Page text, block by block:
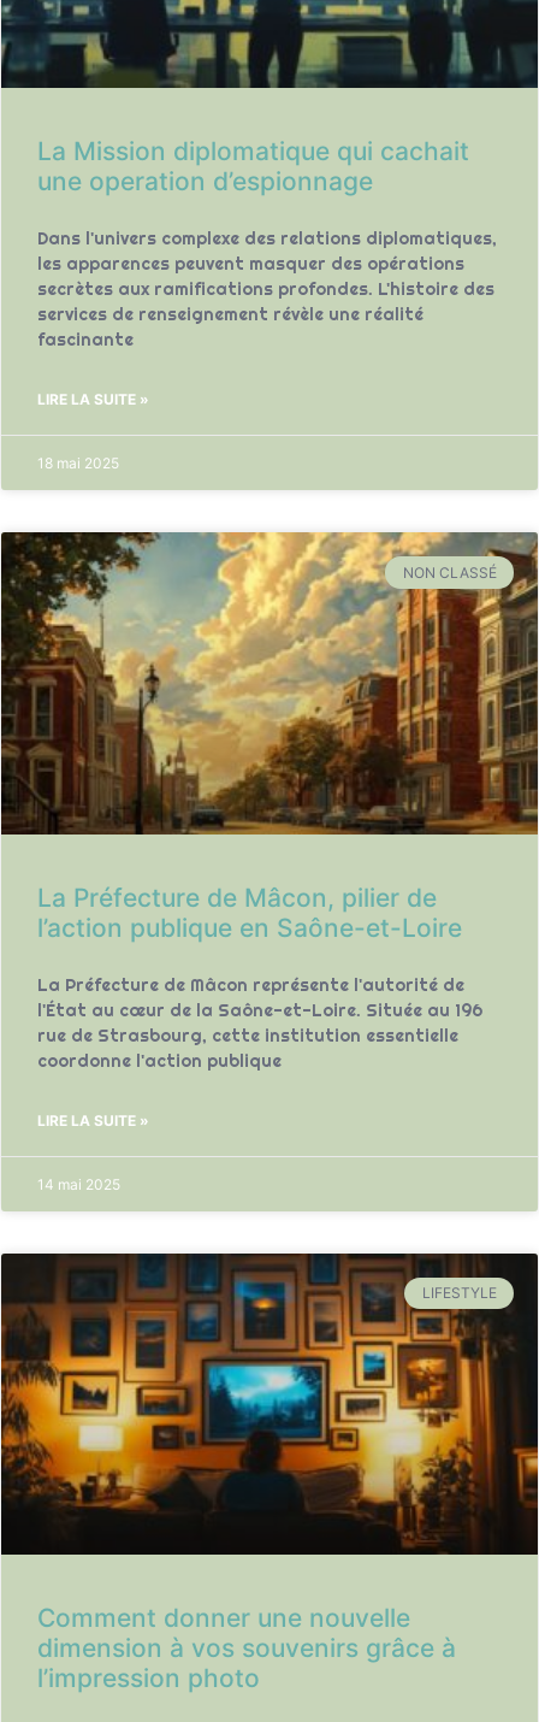
La Mission diplomatique qui cachait
une operation d’espionnage
Dans l'univers complexe des relations diplomatiques,
les apparences peuvent masquer des opérations
secrètes aux ramifications profondes. L'histoire des
services de renseignement révèle une réalité
fascinante
LIRE LA SUITE »
18 mai 2025
NON CLASSÉ
La Préfecture de Mâcon, pilier de
l’action publique en Saône-et-Loire
La Préfecture de Mâcon représente l'autorité de
l'État au cœur de la Saône-et-Loire. Située au 196
rue de Strasbourg, cette institution essentielle
coordonne l'action publique
LIRE LA SUITE »
14 mai 2025
LIFESTYLE
Comment donner une nouvelle
dimension à vos souvenirs grâce à
l’impression photo